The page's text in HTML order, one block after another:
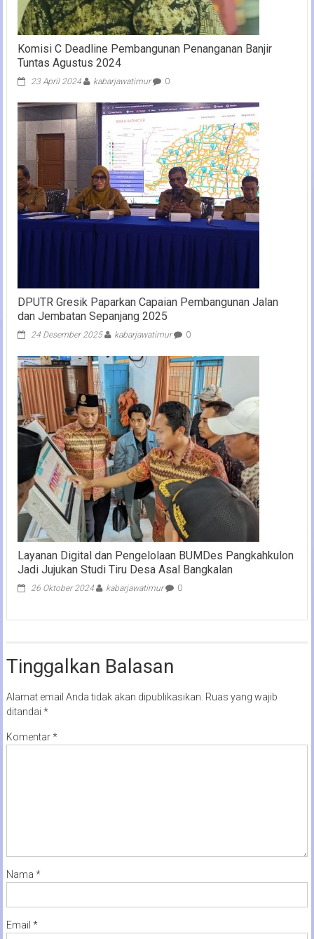
Komisi C Deadline Pembangunan Penanganan Banjir
Tuntas Agustus 2024
23 April 2024 kabarjawatimur 0
DPUTR Gresik Paparkan Capaian Pembangunan Jalan
dan Jembatan Sepanjang 2025
24 Desember 2025 kabarjawatimur 0
Layanan Digital dan Pengelolaan BUMDes Pangkahkulon
Jadi Jujukan Studi Tiru Desa Asal Bangkalan
26 Oktober 2024 kabarjawatimur 0
Tinggalkan Balasan
Alamat email Anda tidak akan dipublikasikan. Ruas yang wajib
ditandai *
Komentar*
Nama *
Email *